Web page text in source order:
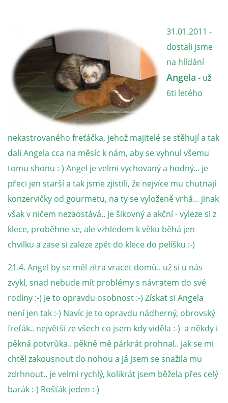
JAK NÁM POMOCI
NAPSALI O NÁS
NATÁČENÍ V TELEVIZI
AKCE
SLUŽBY
HISTORIE - 2010 - 2020
JAK NÁM POMOCI - POMÁHAJÍ NÁM :-)
Fretky Boleslav, z.s.
Trnová 15
294 25 Katusice
602 692 130
info@fretkyboleslav.cz
© 2026 eStránky.cz | | WebSlice |Tisk Aktualizováno: 1. 8. 2026
Nahoru ↑
31.01.2011 -
dostali jsme
na hlídání
Angela - už
6ti letého
nekastrovaného freťáčka, jehož majitelé se stěhují a tak
dali Angela cca na měsíc k nám, aby se vyhnul všemu
tomu shonu :-) Angel je velmi vychovaný a hodný... je
přeci jen starší a tak jsme zjistili, že nejvíce mu chutnají
konzervičky od gourmetu, na ty se vyloženě vrhá... jinak
však v ničem nezaostává.. je šikovný a akční - vyleze si z
klece, proběhne se, ale vzhledem k věku běhá jen
chvilku a zase si zaleze zpět do klece do pelíšku :-)
21.4. Angel by se měl zítra vracet domů.. už si u nás
zvykl, snad nebude mít problémy s návratem do své
rodiny :-) Je to opravdu osobnost :-) Získat si Angela
není jen tak :-) Navíc je to opravdu nádherný, obrovský
freťák.. největší ze všech co jsem kdy viděla :-) a někdy i
pěkná potvrůka.. pěkně mě párkrát prohnal.. jak se mi
chtěl zakousnout do nohou a já jsem se snažila mu
zdrhnout.. je velmi rychlý, kolikrát jsem běžela přes celý
barák :-) Rošťák jeden :-)